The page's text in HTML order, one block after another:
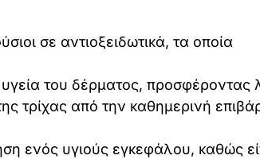
σε αντιοξειδωτικά, τα οποία
του δέρματος, προσφέροντας
τρίχας από την καθημερινή
ενός υγιούς εγκεφάλου, καθώς